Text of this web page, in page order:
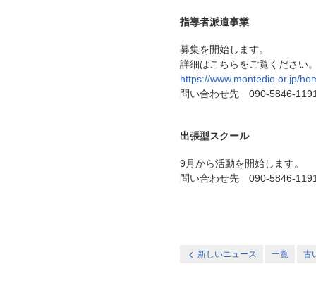
指導者派遣事業
募集を開始します。
詳細はこちらをご覧ください
https://www.montedio.or.jp/
問い合わせ先 090-5846-
出張型スクール
9月から活動を開始します。
問い合わせ先 090-5846-
新しいニュース 一覧 古